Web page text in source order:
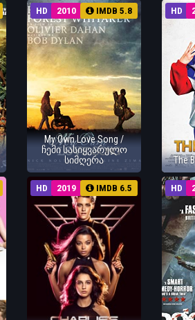
HD 2010 IMDB 5.8
My Own Love Song /
ჩემი სასიყვარულო
სიმღერა
HD
The
HD 2019 IMDB 6.5 HD